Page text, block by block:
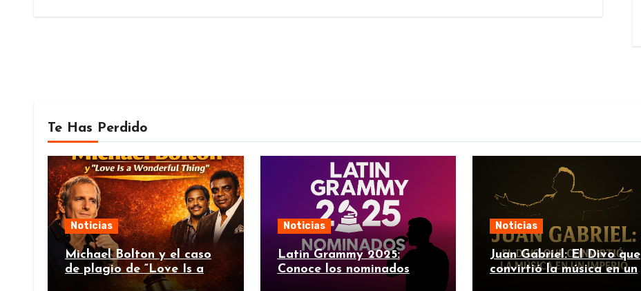
Te Has Perdido
Noticias
Michael Bolton y el caso
de plagio de “Love Is a
Wonderful Thing”
Noticias
Latin Grammy 2025:
Conoce los nominados
Noticias
Juan Gabriel: El Divo que
convirtió la música en un